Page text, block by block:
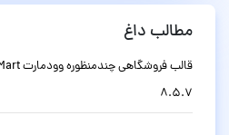
مطالب داغ
8.5.7